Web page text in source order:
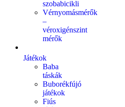
szobabicikli
Vérnyomásmérők
–
véroxigénszint
mérők
Játékok
Baba
táskák
Buborékfújó
játékok
Fiús